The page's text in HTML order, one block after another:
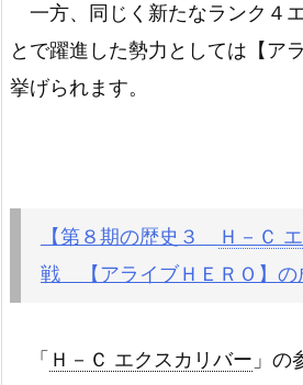
一方、同じく新たなランク４
とで躍進した勢力としては【ア
挙げられます。
【第８期の歴史３ Ｈ－Ｃ
戦 【アライブＨＥＲＯ】の
「 Ｈ－Ｃ エクスカリバー 」の